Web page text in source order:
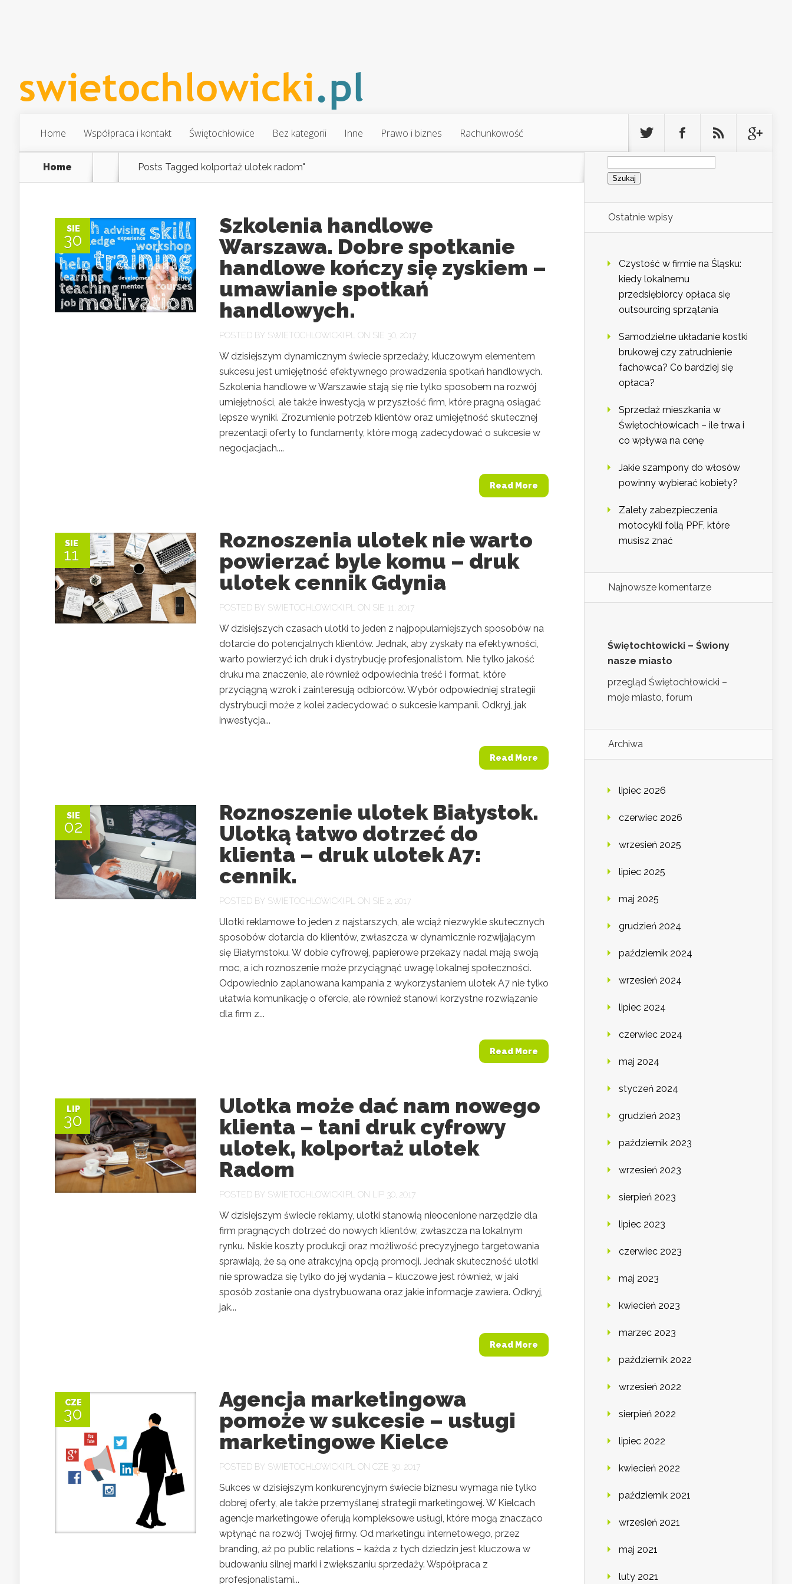
Home Współpraca i kontakt Świętochłowice Bez kategorii Inne Prawo i biznes Rachunkowość
Home Posts Tagged kolportaż ulotek radom"
SIE
30
Szkolenia handlowe
Warszawa. Dobre spotkanie
handlowe kończy się zyskiem –
umawianie spotkań
handlowych.
POSTED BY SWIETOCHLOWICKI.PL ON SIE 30, 2017
W dzisiejszym dynamicznym świecie sprzedaży, kluczowym elementem
sukcesu jest umiejętność efektywnego prowadzenia spotkań handlowych.
Szkolenia handlowe w Warszawie stają się nie tylko sposobem na rozwój
umiejętności, ale także inwestycją w przyszłość firm, które pragną osiągać
lepsze wyniki. Zrozumienie potrzeb klientów oraz umiejętność skutecznej
prezentacji oferty to fundamenty, które mogą zadecydować o sukcesie w
negocjacjach....
Read More
SIE
11
Roznoszenia ulotek nie warto
powierzać byle komu – druk
ulotek cennik Gdynia
POSTED BY SWIETOCHLOWICKI.PL ON SIE 11, 2017
W dzisiejszych czasach ulotki to jeden z najpopularniejszych sposobów na
dotarcie do potencjalnych klientów. Jednak, aby zyskały na efektywności,
warto powierzyć ich druk i dystrybucję profesjonalistom. Nie tylko jakość
druku ma znaczenie, ale również odpowiednia treść i format, które
przyciągną wzrok i zainteresują odbiorców. Wybór odpowiedniej strategii
dystrybucji może z kolei zadecydować o sukcesie kampanii. Odkryj, jak
inwestycja...
Read More
SIE
02
Roznoszenie ulotek Białystok.
Ulotką łatwo dotrzeć do
klienta – druk ulotek A7:
cennik.
POSTED BY SWIETOCHLOWICKI.PL ON SIE 2, 2017
Ulotki reklamowe to jeden z najstarszych, ale wciąż niezwykle skutecznych
sposobów dotarcia do klientów, zwłaszcza w dynamicznie rozwijającym
się Białymstoku. W dobie cyfrowej, papierowe przekazy nadal mają swoją
moc, a ich roznoszenie może przyciągnąć uwagę lokalnej społeczności.
Odpowiednio zaplanowana kampania z wykorzystaniem ulotek A7 nie tylko
ułatwia komunikację o ofercie, ale również stanowi korzystne rozwiązanie
dla firm z...
Read More
LIP
30
Ulotka może dać nam nowego
klienta – tani druk cyfrowy
ulotek, kolportaż ulotek
Radom
POSTED BY SWIETOCHLOWICKI.PL ON LIP 30, 2017
W dzisiejszym świecie reklamy, ulotki stanowią nieocenione narzędzie dla
firm pragnących dotrzeć do nowych klientów, zwłaszcza na lokalnym
rynku. Niskie koszty produkcji oraz możliwość precyzyjnego targetowania
sprawiają, że są one atrakcyjną opcją promocji. Jednak skuteczność ulotki
nie sprowadza się tylko do jej wydania – kluczowe jest również, w jaki
sposób zostanie ona dystrybuowana oraz jakie informacje zawiera. Odkryj,
jak...
Read More
CZE
30
Agencja marketingowa
pomoże w sukcesie – usługi
marketingowe Kielce
POSTED BY SWIETOCHLOWICKI.PL ON CZE 30, 2017
Sukces w dzisiejszym konkurencyjnym świecie biznesu wymaga nie tylko
dobrej oferty, ale także przemyślanej strategii marketingowej. W Kielcach
agencje marketingowe oferują kompleksowe usługi, które mogą znacząco
wpłynąć na rozwój Twojej firmy. Od marketingu internetowego, przez
branding, aż po public relations – każda z tych dziedzin jest kluczowa w
budowaniu silnej marki i zwiększaniu sprzedaży. Współpraca z
profesjonalistami...
Szukaj:
Ostatnie wpisy
Czystość w firmie na Śląsku:
kiedy lokalnemu
przedsiębiorcy opłaca się
outsourcing sprzątania
Samodzielne układanie kostki
brukowej czy zatrudnienie
fachowca? Co bardziej się
opłaca?
Sprzedaż mieszkania w
Świętochłowicach – ile trwa i
co wpływa na cenę
Jakie szampony do włosów
powinny wybierać kobiety?
Zalety zabezpieczenia
motocykli folią PPF, które
musisz znać
Najnowsze komentarze
Świętochłowicki – Świony
nasze miasto
przegląd Świętochłowicki –
moje miasto, forum
Archiwa
lipiec 2026
czerwiec 2026
wrzesień 2025
lipiec 2025
maj 2025
grudzień 2024
październik 2024
wrzesień 2024
lipiec 2024
czerwiec 2024
maj 2024
styczeń 2024
grudzień 2023
październik 2023
wrzesień 2023
sierpień 2023
lipiec 2023
czerwiec 2023
maj 2023
kwiecień 2023
marzec 2023
październik 2022
wrzesień 2022
sierpień 2022
lipiec 2022
kwiecień 2022
październik 2021
wrzesień 2021
maj 2021
luty 2021